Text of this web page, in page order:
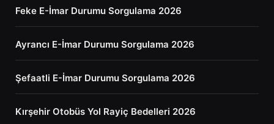
Feke E-İmar Durumu Sorgulama 2026
Ayrancı E-İmar Durumu Sorgulama 2026
Şefaatli E-İmar Durumu Sorgulama 2026
Kırşehir Otobüs Yol Rayiç Bedelleri 2026